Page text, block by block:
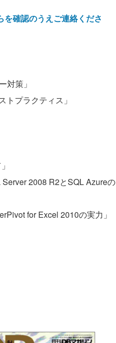
を確認のうえご連絡くださ
対策」
プラクティス」
2008 R2とSQL Azureの
for Excel 2010の実力」